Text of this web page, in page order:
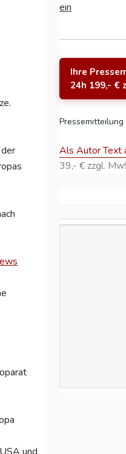
ein
Ihre
24h 199,- €
Als Autor Text
39,- € zzgl.